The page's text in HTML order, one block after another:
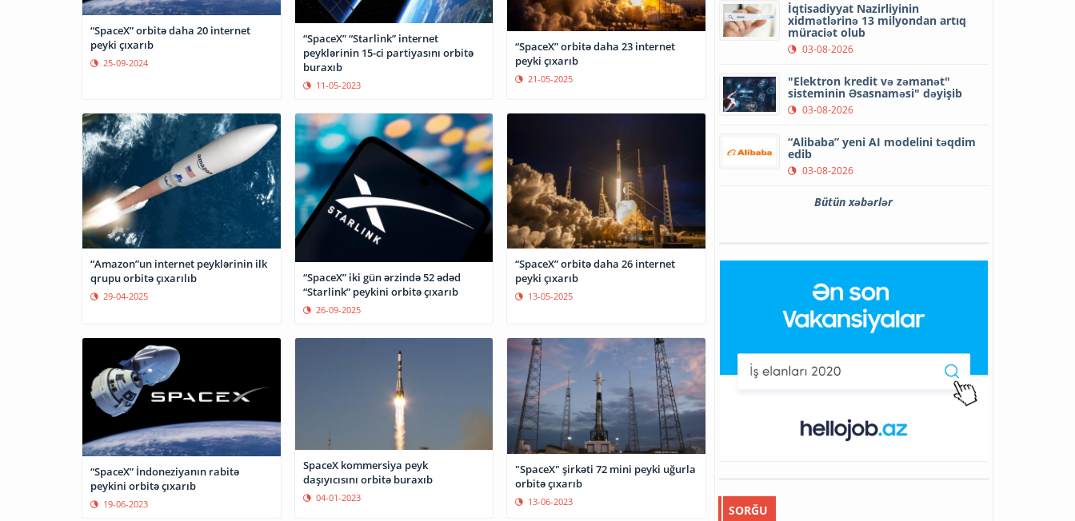
“SpaceX” orbitə daha 20 internet
peyki çıxarıb
25-09-2024
“SpaceX” “Starlink” internet
peyklərinin 15-ci partiyasını orbitə
buraxıb
11-05-2023
“SpaceX” orbitə daha 23 internet
peyki çıxarıb
21-05-2025
“Amazon”un internet peyklərinin ilk
qrupu orbitə çıxarılıb
29-04-2025
“SpaceX” iki gün ərzində 52 ədəd
“Starlink” peykini orbitə çıxarıb
26-09-2025
“SpaceX” orbitə daha 26 internet
peyki çıxarıb
13-05-2025
“SpaceX” İndoneziyanın rabitə
peykini orbitə çıxarıb
19-06-2023
SpaceX kommersiya peyk
daşıyıcısını orbitə buraxıb
04-01-2023
"SpaceX" şirkəti 72 mini peyki uğurla
orbitə çıxarıb
13-06-2023
İqtisadiyyat Nazirliyinin
xidmətlərinə 13 milyondan artıq
müraciət olub
03-08-2026
"Elektron kredit və zəmanət"
sisteminin Əsasnaməsi" dəyişib
03-08-2026
“Alibaba” yeni AI modelini təqdim
edib
03-08-2026
Bütün xəbərlər
SORĞU